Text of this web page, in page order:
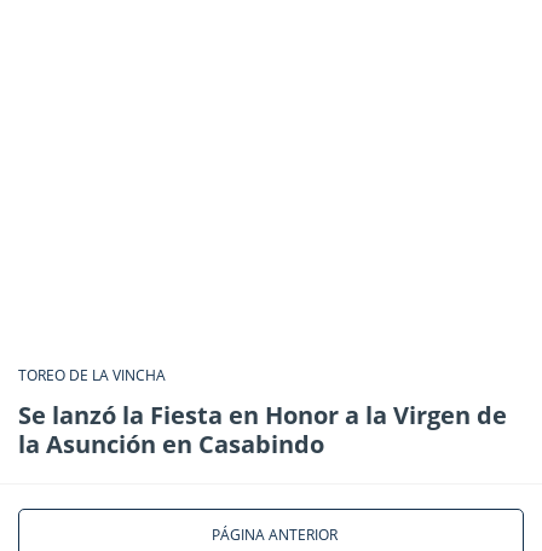
TOREO DE LA VINCHA
Se lanzó la Fiesta en Honor a la Virgen de
la Asunción en Casabindo
PÁGINA ANTERIOR